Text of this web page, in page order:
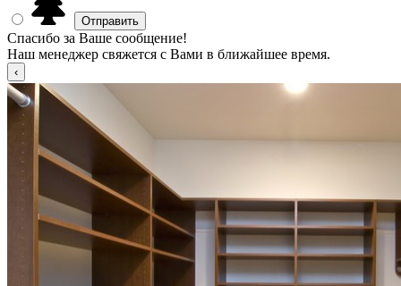
Спасибо за Ваше сообщение!
Наш менеджер свяжется с Вами в ближайшее время.